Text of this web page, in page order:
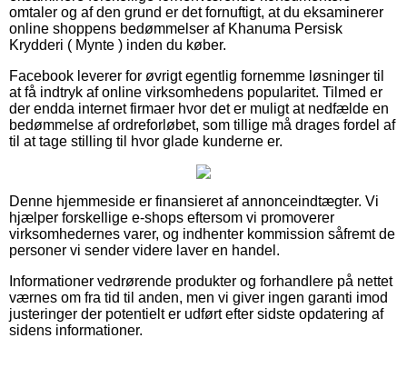
omtaler og af den grund er det fornuftigt, at du eksaminerer
online shoppens bedømmelser af Khanuma Persisk
Krydderi ( Mynte ) inden du køber.
Facebook leverer for øvrigt egentlig fornemme løsninger til
at få indtryk af online virksomhedens popularitet. Tilmed er
der endda internet firmaer hvor det er muligt at nedfælde en
bedømmelse af ordreforløbet, som tillige må drages fordel af
til at tage stilling til hvor glade kunderne er.
Denne hjemmeside er finansieret af annonceindtægter. Vi
hjælper forskellige e-shops eftersom vi promoverer
virksomhedernes varer, og indhenter kommission såfremt de
personer vi sender videre laver en handel.
Informationer vedrørende produkter og forhandlere på nettet
værnes om fra tid til anden, men vi giver ingen garanti imod
justeringer der potentielt er udført efter sidste opdatering af
sidens informationer.